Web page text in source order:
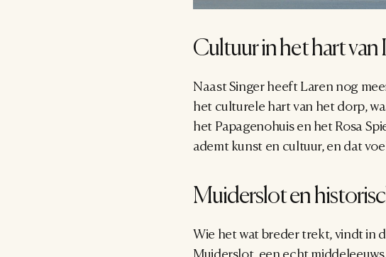
Cultuur in het hart van
Naast Singer heeft Laren nog
het culturele hart van het dorp,
het Papagenohuis en het Rosa
ademt kunst en cultuur, en dat
Muiderslot en
Wie het wat breder trekt, vindt in